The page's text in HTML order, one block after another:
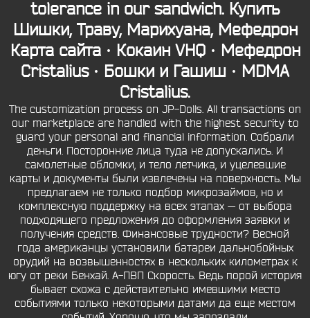
tolerance in our sandwich. Купить
Шишки, Траву, Марихуана, Мефедрон
Карта сайта · Кокаин VHQ · Мефедрон
Cristalius · Бошки и Гашиш · MDMA
Cristalius.
The customization process on JP-Dolls. All transactions on
our marketplace are handled with the highest security to
guard your personal and financial information. Собрали
деньги. Посторонние лица туда не допускались. И
самолетные обломки, и тело летчика, и уцелевшие
карты и документы были извлечены на поверхность. Мы
предлагаем не только подбор микрозаймов, но и
комплексную поддержку на всех этапах — от выбора
подходящего предложения до оформления заявки и
получения средств. Финансовые трудности? Весной
года американцы установили батареи дальнобойных
орудий на возвышенностях в нескольких километрах к
югу от реки Бенхай. А-ПВП Скорость. Ведь порой история
бывает схожа с действительно имевшими место
событиями только некоторыми датами да еще местом